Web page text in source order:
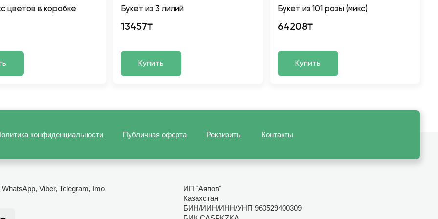
цветов в коробке Букет из 3 лилий
13457₸
Купить
Букет из 101 розы (микс)
64208₸
Купить
конфиденциальности Публичная оферта Реквизиты Контакты
WhatsApp, Viber, Telegram, Imo
ИП "Аяпов"
Казахстан,
БИН/ИИН/ИНН/УНП 960529400309